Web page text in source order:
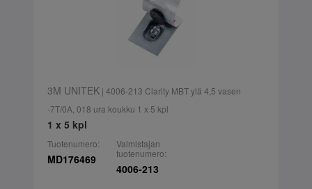
3M UNITEK| 4006-213 Clarity MBT ylä 4,5 vasen
-7T/0A, 018 ura koukku 1 x 5 kpl
1 x 5 kpl
Tuotenumero:
MD176469
Valmistajan
tuotenumero:
4006-213